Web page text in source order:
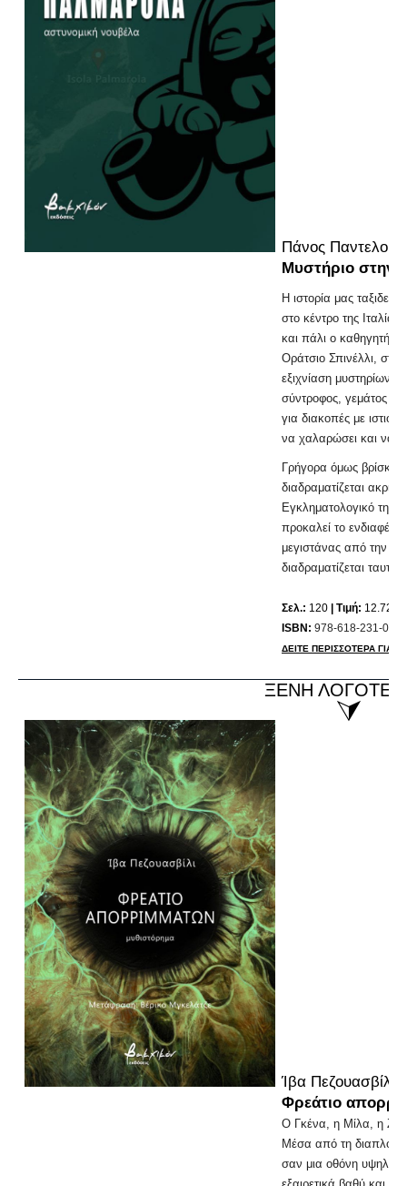
Πάνος
Μυστήριο στην
Η ιστορία μας
στο κέντρο της
και πάλι ο καθηγητής
Οράτσιο Σπινέλλι,
εξιχνίαση μυστηρίων.
σύντροφος, γεμάτος
για διακοπές με
να χαλαρώσει και να
Γρήγορα όμως
διαδραματίζεται
Εγκληματολογικό της
προκαλεί το
μεγιστάνας από την
διαδραματίζεται
Σελ.: 120 | Τιμή: 12.72
ISBN: 978-618-231-
ΔΕΙΤΕ ΠΕΡΙΣΣΟΤΕΡΑ ΓΙΑ
ΞΕΝΗ
⮛
Ίβα Πεζουασβίλι
Φρεάτιο
Ο Γκένα, η Μίλα, η
Μέσα από τη διαπλοκή
σαν μια οθόνη υψηλής